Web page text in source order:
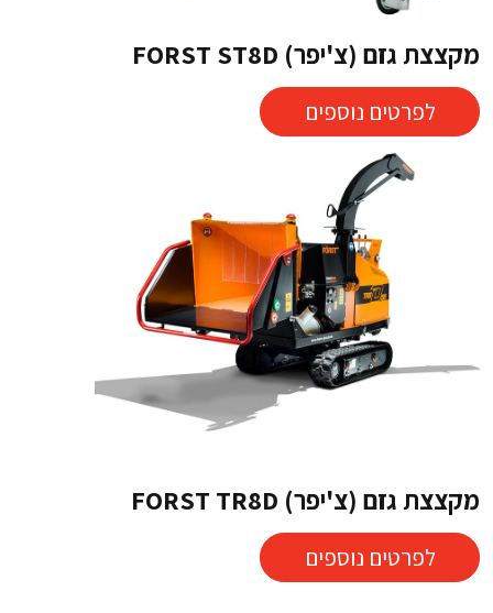
מקצצת גזם (צ'יפר) FORST ST8D
לפרטים נוספים
מקצצת גזם (צ'יפר) FORST TR8D
לפרטים נוספים